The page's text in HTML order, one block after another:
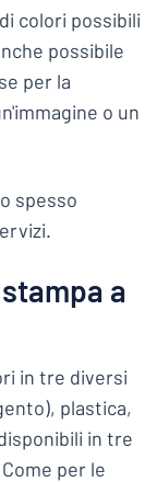
colori possibili
possibile
per la
o un
spesso
a
in tre diversi
plastica,
in tre
per le